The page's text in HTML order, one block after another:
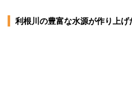
利根川の豊富な水源が作り上げ